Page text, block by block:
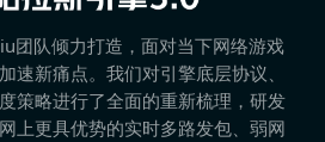
团队倾力打造，面对当下网络游戏
速新痛点。我们对引擎底层协议、
策略进行了全面的重新梳理，研发
上更具优势的实时多路发包、弱网